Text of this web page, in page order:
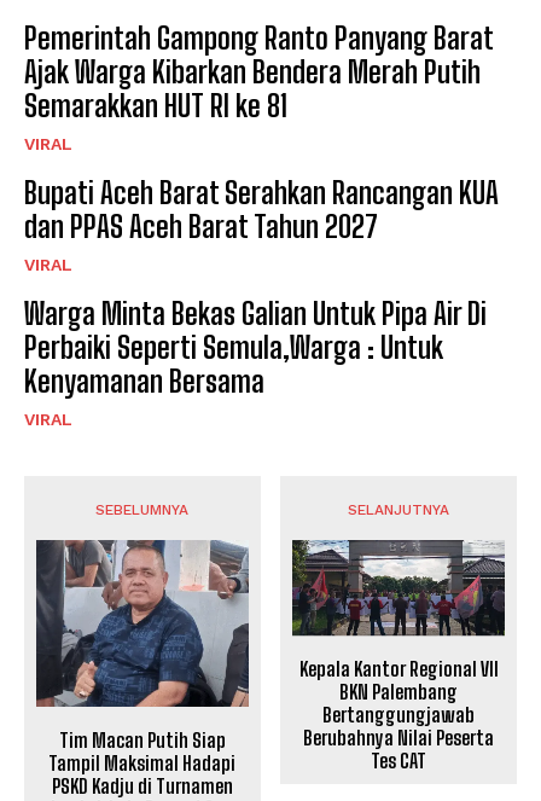
Pemerintah Gampong Ranto Panyang Barat
Ajak Warga Kibarkan Bendera Merah Putih
Semarakkan HUT RI ke 81
VIRAL
Bupati Aceh Barat Serahkan Rancangan KUA
dan PPAS Aceh Barat Tahun 2027
VIRAL
Warga Minta Bekas Galian Untuk Pipa Air Di
Perbaiki Seperti Semula,Warga : Untuk
Kenyamanan Bersama
VIRAL
SEBELUMNYA
Tim Macan Putih Siap
Tampil Maksimal Hadapi
PSKD Kadju di Turnamen
SELANJUTNYA
Kepala Kantor Regional VII
BKN Palembang
Bertanggungjawab
Berubahnya Nilai Peserta
Tes CAT